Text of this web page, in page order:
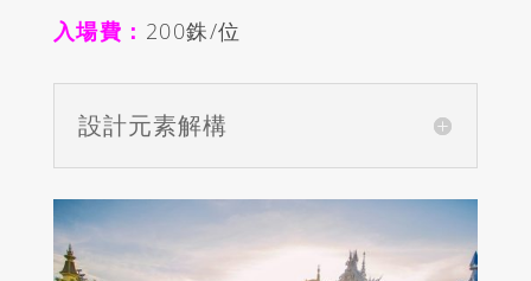
入場費： 200銖/位
設計元素解構